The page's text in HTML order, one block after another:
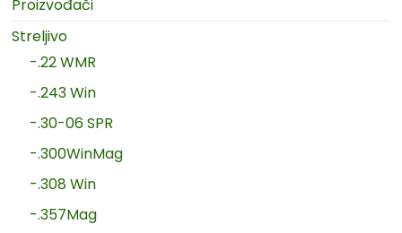
Proizvođači
Streljivo
-.22 WMR
-.243 Win
-.30-06 SPR
-.300WinMag
-.308 Win
-.357Mag